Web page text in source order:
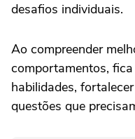
desafios individuais.
Ao compreender
comportamentos,
habilidades,
questões que